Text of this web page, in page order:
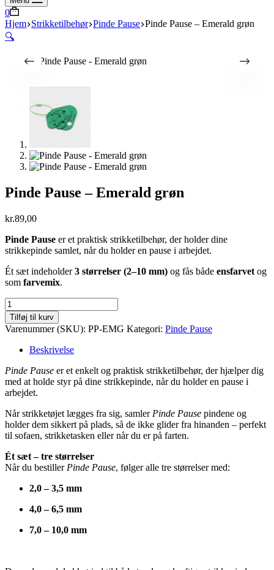
Indkøbskurv
0
Hjem Strikketilbehør Pinde Pause Pinde Pause – Emerald grøn
🔍
Pinde Pause – Emerald grøn
kr.89,00
Pinde Pause er et praktisk strikketilbehør, der holder dine
strikkepinde samlet, når du holder en pause i arbejdet.
Ét sæt indeholder3 størrelser (2–10 mm) og fås både ensfarvet og
som farvemix.
Pinde
Pause
-
Emerald
grøn
Tilføj til kurv
Varenummer (SKU): PP-EMG Kategori: Pinde Pause
Beskrivelse
Pinde Pause er et enkelt og praktisk strikketilbehør, der hjælper dig
med at holde styr på dine strikkepinde, når du holder en pause i
arbejdet.
Når strikketøjet lægges fra sig, samler Pinde Pause pindene og
holder dem sikkert på plads, så de ikke glider fra hinanden – perfekt
til sofaen, strikketasken eller når du er på farten.
Ét sæt – tre størrelser
Når du bestiller Pinde Pause, følgeralle tre størrelser med:
2,0 – 3,5 mm
4,0 – 6,5 mm
7,0 – 10,0 mm